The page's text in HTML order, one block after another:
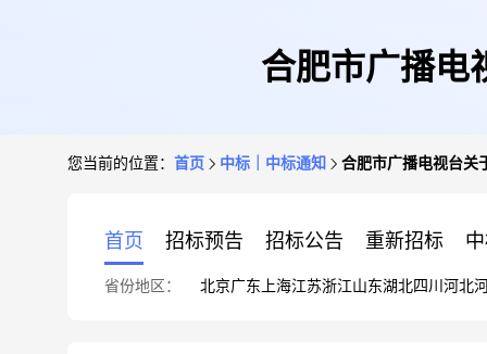
合肥市广播电
您当前的位置： 首页 中标｜中标通知 合肥市广播电视台关
首页 招标预告 招标公告 重新招标
省份地区： 北京广东 上海江苏浙江山东湖北四川 河北